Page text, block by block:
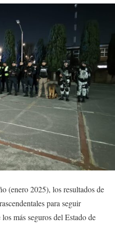
(enero 2025), los resultados de
para seguir
más seguros del Estado de